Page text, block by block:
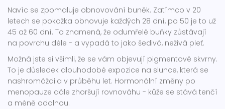
Navíc se zpomaluje obnovování buněk. Zatímco v 20
letech se pokožka obnovuje každých 28 dní, po 50 je to už
45 až 60 dní. To znamená, že odumřelé buňky zůstávají
na povrchu déle - a vypadá to jako šedivá, neživá pleť.
Možná jste si všimli, že se vám objevují pigmentové skvrny.
To je důsledek dlouhodobé expozice na slunce, která se
nashromáždila v průběhu let. Hormonální změny po
menopauze dále zhoršují rovnováhu - kůže se stává tenčí
a méně odolnou.